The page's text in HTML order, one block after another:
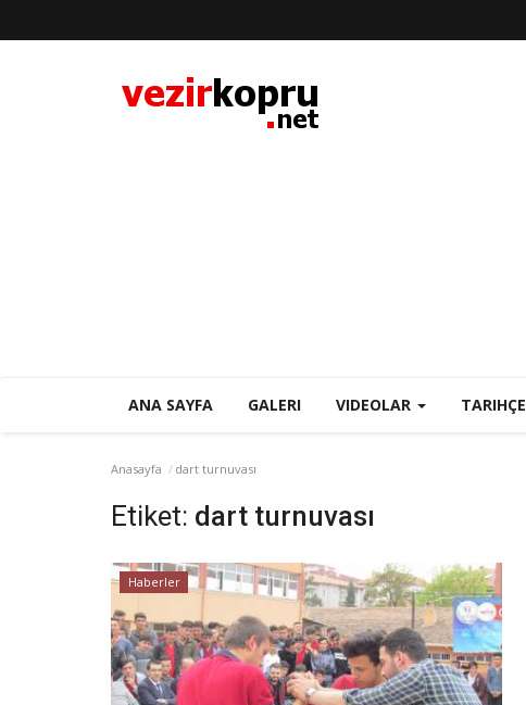
ANA SAYFA GALERI VIDEOLAR TARIHÇE
Anasayfa dart turnuvası
Etiket: dart turnuvası
Haberler